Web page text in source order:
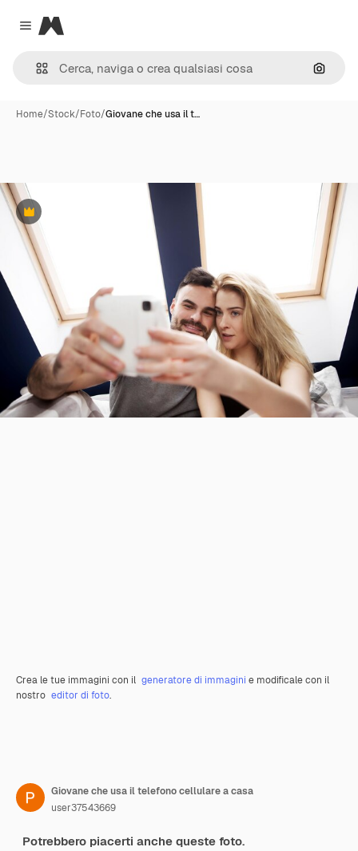
Close menu
Magnific
Cerca
Home/Stock/Foto/Giovane che usa il t…
Premium
Crea le tue immagini con il generatore di immagini e modificale con il
nostro editor di foto.
Giovane che usa il telefono cellulare a casa
user37543669
Potrebbero piacerti anche queste foto.